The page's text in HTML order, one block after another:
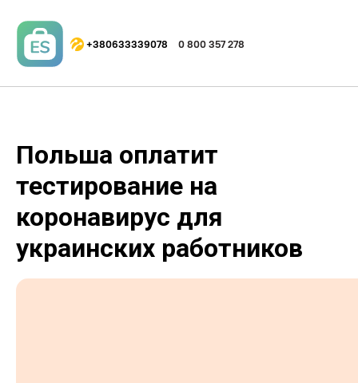
0 800 357 278
+380633339078
Польша оплатит
тестирование на
коронавирус для
украинских работников